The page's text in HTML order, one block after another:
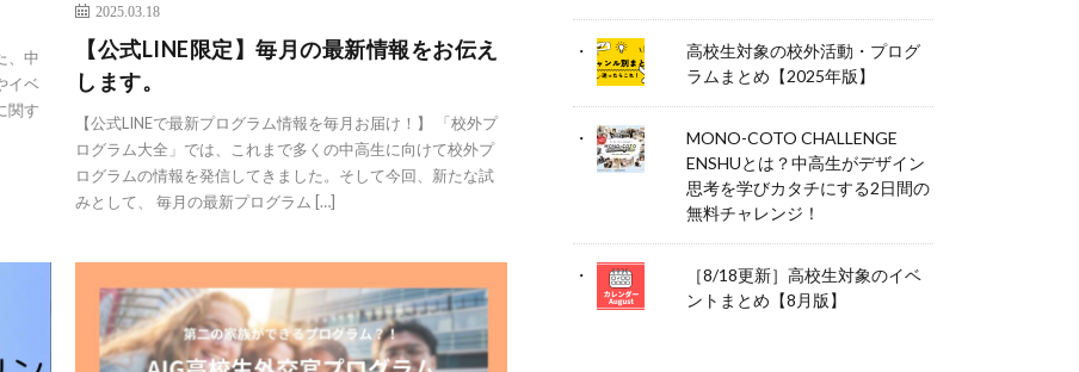
、中
イベ
関す
2025.03.18
【公式LINE限定】毎月の最新情報をお伝え
します。
【公式LINEで最新プログラム情報を毎月お届け！】 「校外プ
ログラム大全」では、これまで多くの中高生に向けて校外プ
ログラムの情報を発信してきました。そして今回、新たな試
みとして、 毎月の最新プログラム […]
高校生対象の校外活動・プログ
ラムまとめ【2025年版】
MONO-COTO CHALLENGE
ENSHUとは？中高生がデザイン
思考を学びカタチにする2日間の
無料チャレンジ！
［8/18更新］高校生対象のイベ
ントまとめ【8月版】